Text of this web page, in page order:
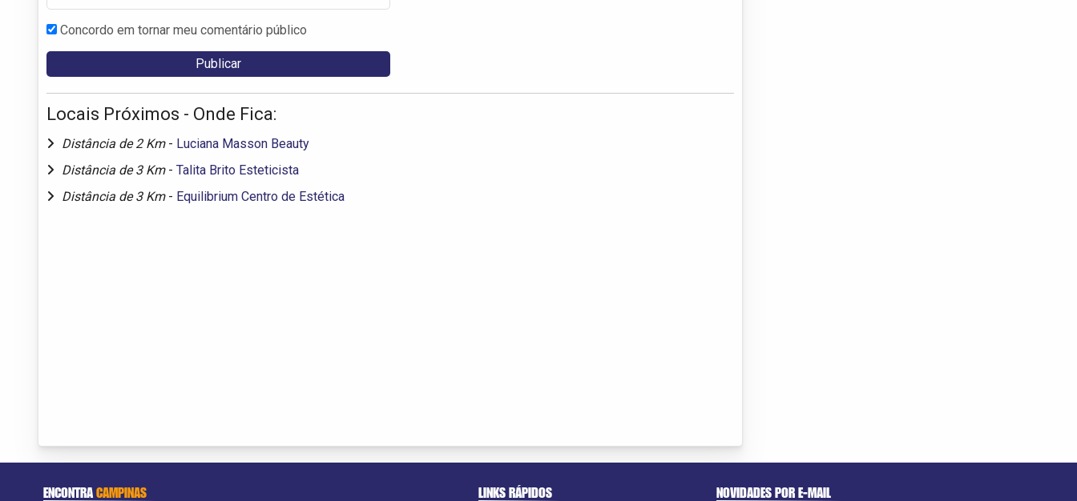
Concordo em tornar meu comentário público
Locais Próximos - Onde Fica:
Distância de 2 Km - Luciana Masson Beauty
Distância de 3 Km - Talita Brito Esteticista
Distância de 3 Km - Equilibrium Centro de Estética
ENCONTRACAMPINAS LINKS RÁPIDOS NOVIDADES POR E-MAIL